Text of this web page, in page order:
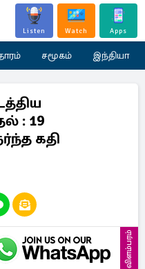
Listen Watch Apps
சமூகம் இந்தியா
: 19
கதி
விளம்பரம்